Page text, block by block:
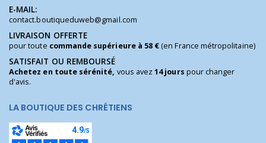
E-MAIL:
contact.boutiqueduweb@gmail.com
LIVRAISON OFFERTE
pour toute commande supérieure à 58 €(en France métropolitaine)
SATISFAIT OU REMBOURSÉ
Achetez en toute sérénité, vous avez14 jours pour changer
d'avis.
LA BOUTIQUE DES CHRÉTIENS